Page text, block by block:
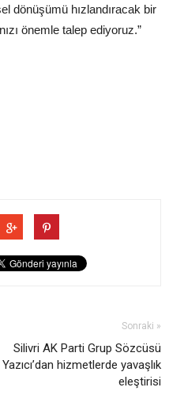
dönüşümü hızlandıracak bir
önemle talep ediyoruz.”
Sonraki »
Silivri AK Parti Grup Sözcüsü
Yazıcı’dan hizmetlerde yavaşlık
eleştirisi